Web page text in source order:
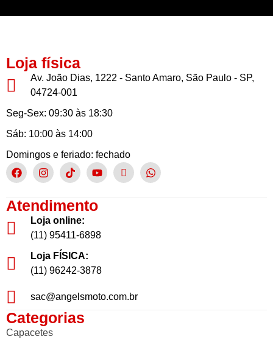
Loja física
Av. João Dias, 1222 - Santo Amaro, São Paulo - SP,
04724-001
Seg-Sex: 09:30 às 18:30
Sáb: 10:00 às 14:00
Domingos e feriado: fechado
Atendimento
Loja online:
(11) 95411-6898
Loja FÍSICA:
(11) 96242-3878
sac@angelsmoto.com.br
Categorias
Capacetes